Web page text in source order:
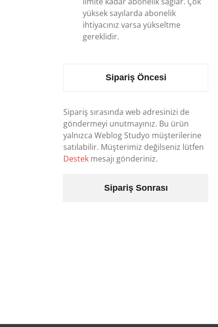
yüksek sayılarda abonelik
ihtiyacınız varsa yükseltme
gereklidir.
Sipariş Öncesi
Sipariş sırasında web adresinizi de
göndermeyi unutmayınız. Bu ürün
yalnızca Weblog Studyo müşterilerine
satılabilir. Müşterimiz değilseniz lütfen
Destek mesajı gönderiniz.
Sipariş Sonrası